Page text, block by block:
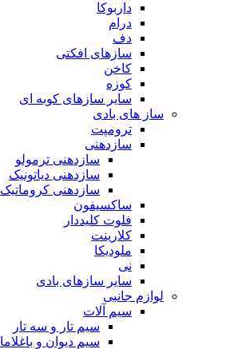
داربوکا
درام
دف
سازهای افکتی
کاخن
کوزه
سایر سازهای کوبه ای
ساز های بادی
ترومپت
سازدهنی
سازدهنی ترمولو
سازدهنی دیاتونیک
سازدهنی کروماتیک
ساکسیفون
فلوت کلیددار
کلارینت
ملودیکا
نی
سایر سازهای بادی
لوازم جانبی
سیم آلات
سیم تار و سه تار
سیم دیوان و باغلاما